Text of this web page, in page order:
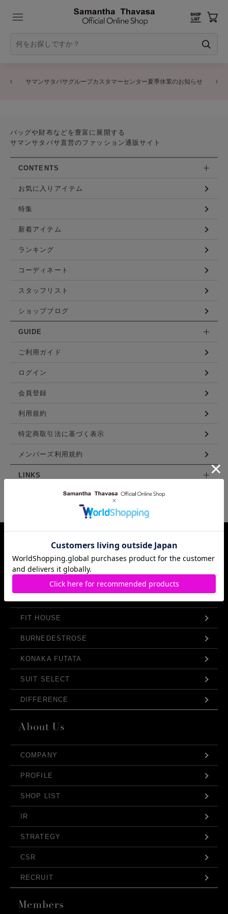
サマンサタバサグループカスタマーセンター夏季休業のお知らせ
バッグや財布などを豊富に展開する
サマンサタバサ直営のファッション通販サイト
CONTENTS
お気に入りアイテム
特集
新着アイテム
ランキング
コーディネート
スタッフリスト
ショップブログ
GUIDE
ご利用ガイド
ログイン
会員登録
利用規約
特定商取引法に基づく表示
メンバーズ利用規約
LINKS
Samantha Thavasa Group Info.
FIT HOUSE
BURNEDESTROSE
KONAKA FUTATA
SUIT SELECT
DIFFERENCE
COMPANY
PROFILE
SHOP LIST
IR
STRATEGY
CSR
RECRUIT